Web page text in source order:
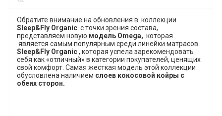
Обратите внимание на обновления в коллекции
Sl eep&Fly Organic с точки зрения состава,
представляем новую модель Omega, которая
является самым популярным среди линейки матрасов
Sl eep&Fly Organic, которая успела зарекомендовать
себя как «отличный» в категории покупателей, ценящих
свой комфорт. Самая жесткая модель этой коллекции
обусловлена наличием слоев кокосовой койры с
обеих сторон.